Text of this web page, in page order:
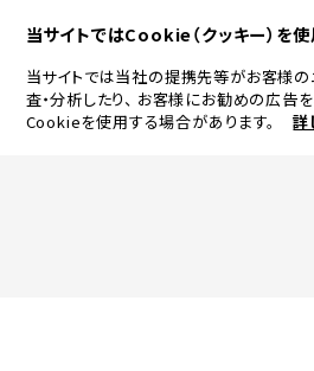
当サイトではCookie（クッキー）を
当サイトでは当社の提携先等がお客様
査・分析したり、 お客様にお勧めの広告
Cookieを使用する場合があります。
詳